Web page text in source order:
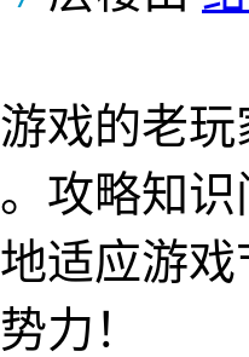
戏的老
攻略知
适应游
力！